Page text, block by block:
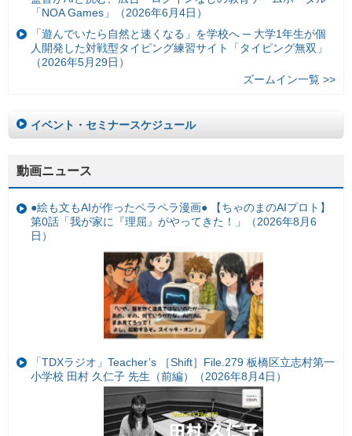
「NOA Games」（2026年6月4日）
「遊んでいたら自然と速くなる」を学校へ ─ 大学1年生が個
人開発した対戦型タイピング練習サイト「タイピング無双」
（2026年5月29日）
ズームイン一覧 >>
イベント・セミナースケジュール
動画ニュース
●絵も文もAIが作ったペラペラ漫画● 【ちゃのまのAIプロト】
第0話「我が家に『理屈』がやってきた！」（2026年8月6
日）
「TDXラジオ」Teacher’s ［Shift］File.279 板橋区立志村第一
小学校 田村 久仁子 先生（前編）（2026年8月4日）